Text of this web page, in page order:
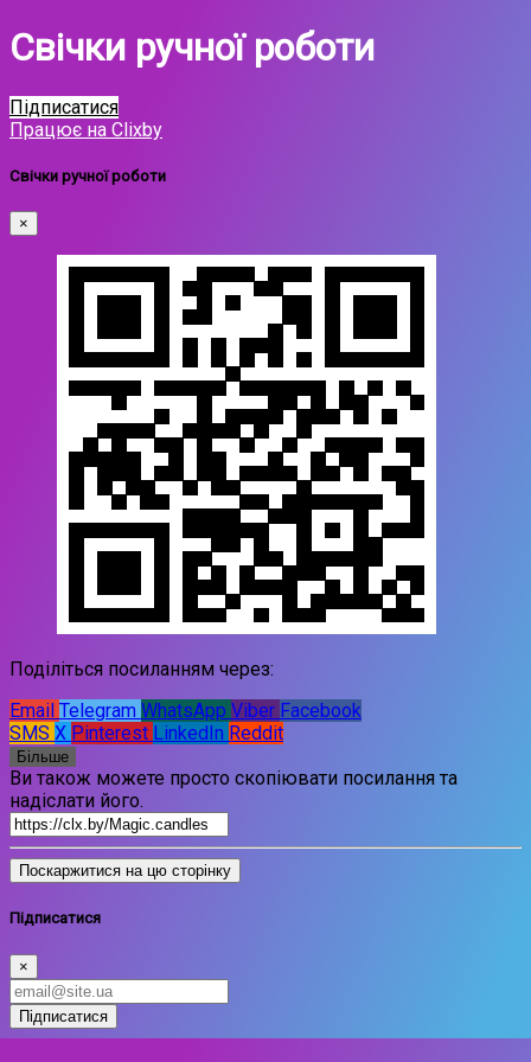
Свічки ручної роботи
Підписатися
Працює на Clixby
Свічки ручної роботи
×
Поділіться посиланням через:
Email Telegram WhatsApp Viber Facebook
SMS X Pinterest LinkedIn Reddit
Більше
Ви також можете просто скопіювати посилання та
надіслати його.
Поскаржитися на цю сторінку
Підписатися
×
Підписатися